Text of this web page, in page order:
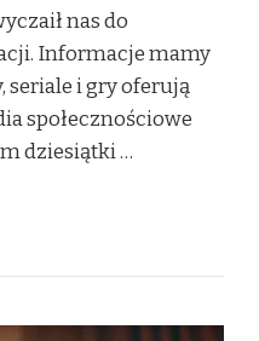
nas do
Informacje mamy
seriale i gry oferują
społecznościowe
dziesiątki …